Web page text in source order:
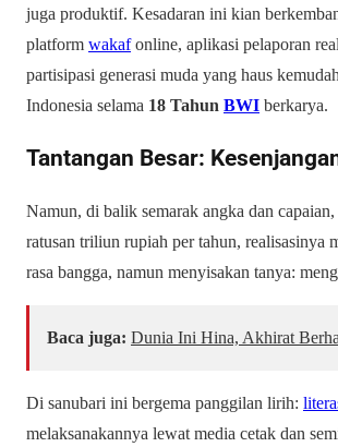
juga produktif. Kesadaran ini kian
platform wakafonline, aplikasi pelaporan
partisipasi generasi muda yang haus
Indonesia selama 18 Tahun BWI berkarya.
Tantangan Besar:
Namun, di balik semarak angka dan
ratusan triliun rupiah per tahun, realisasinya
rasa bangga, namun menyisakan tanya:
Baca juga: Dunia Ini Hina, Akhirat
Di sanubari ini bergema panggilan lirih:
melaksanakannya lewat media cetak dan